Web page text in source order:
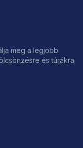
meg a legjobb
és túrákra